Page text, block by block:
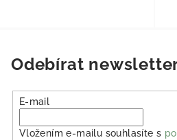
Odebírat
E-mail
Vložením e-mailu souhlasíte s